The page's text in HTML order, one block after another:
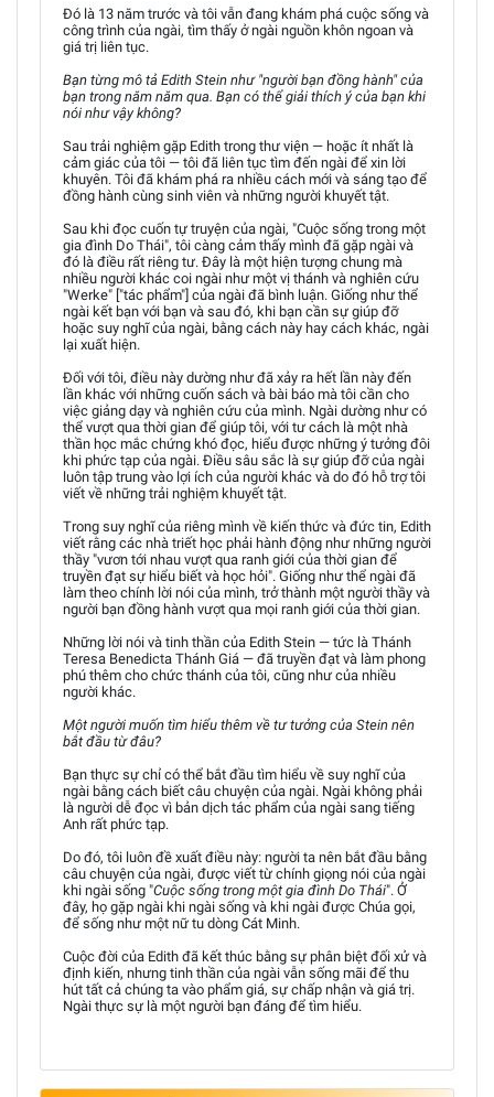
Đó là 13 năm trước và tôi vẫn đang khám phá cuộc sống và
công trình của ngài, tìm thấy ở ngài nguồn khôn ngoan và
giá trị liên tục.
Bạn từng mô tả Edith Stein như "người bạn đồng hành" của
bạn trong năm năm qua. Bạn có thể giải thích ý của bạn khi
nói như vậy không?
Sau trải nghiệm gặp Edith trong thư viện — hoặc ít nhất là
cảm giác của tôi — tôi đã liên tục tìm đến ngài để xin lời
khuyên. Tôi đã khám phá ra nhiều cách mới và sáng tạo để
đồng hành cùng sinh viên và những người khuyết tật.
Sau khi đọc cuốn tự truyện của ngài, "Cuộc sống trong một
gia đình Do Thái", tôi càng cảm thấy mình đã gặp ngài và
đó là điều rất riêng tư. Đây là một hiện tượng chung mà
nhiều người khác coi ngài như một vị thánh và nghiên cứu
"Werke" ["tác phẩm"] của ngài đã bình luận. Giống như thể
ngài kết bạn với bạn và sau đó, khi bạn cần sự giúp đỡ
hoặc suy nghĩ của ngài, bằng cách này hay cách khác, ngài
lại xuất hiện.
Đối với tôi, điều này dường như đã xảy ra hết lần này đến
lần khác với những cuốn sách và bài báo mà tôi cần cho
việc giảng dạy và nghiên cứu của mình. Ngài dường như có
thể vượt qua thời gian để giúp tôi, với tư cách là một nhà
thần học mắc chứng khó đọc, hiểu được những ý tưởng đôi
khi phức tạp của ngài. Điều sâu sắc là sự giúp đỡ của ngài
luôn tập trung vào lợi ích của người khác và do đó hỗ trợ tôi
viết về những trải nghiệm khuyết tật.
Trong suy nghĩ của riêng mình về kiến thức và đức tin, Edith
viết rằng các nhà triết học phải hành động như những người
thầy "vươn tới nhau vượt qua ranh giới của thời gian để
truyền đạt sự hiểu biết và học hỏi". Giống như thể ngài đã
làm theo chính lời nói của mình, trở thành một người thầy và
người bạn đồng hành vượt qua mọi ranh giới của thời gian.
Những lời nói và tinh thần của Edith Stein — tức là Thánh
Teresa Benedicta Thánh Giá — đã truyền đạt và làm phong
phú thêm cho chức thánh của tôi, cũng như của nhiều
người khác.
Một người muốn tìm hiểu thêm về tư tưởng của Stein nên
bắt đầu từ đâu?
Bạn thực sự chỉ có thể bắt đầu tìm hiểu về suy nghĩ của
ngài bằng cách biết câu chuyện của ngài. Ngài không phải
là người dễ đọc vì bản dịch tác phẩm của ngài sang tiếng
Anh rất phức tạp.
Do đó, tôi luôn đề xuất điều này: người ta nên bắt đầu bằng
câu chuyện của ngài, được viết từ chính giọng nói của ngài
khi ngài sống "Cuộc sống trong một gia đình Do Thái". Ở
đây, họ gặp ngài khi ngài sống và khi ngài được Chúa gọi,
để sống như một nữ tu dòng Cát Minh.
Cuộc đời của Edith đã kết thúc bằng sự phân biệt đối xử và
định kiến, nhưng tinh thần của ngài vẫn sống mãi để thu
hút tất cả chúng ta vào phẩm giá, sự chấp nhận và giá trị.
Ngài thực sự là một người bạn đáng để tìm hiểu.